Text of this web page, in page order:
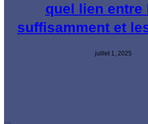
quel lien entre
suffisamment et
juillet 1, 2025